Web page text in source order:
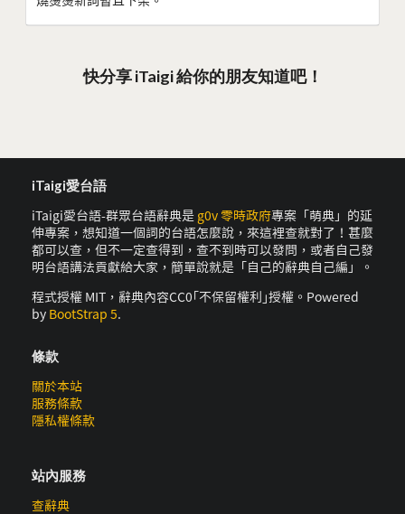
快分享 iTaigi 給你的朋友知道吧！
iTaigi愛台語
iTaigi愛台語-群眾台語辭典是 g0v 零時政府專案「萌典」的延
伸專案，想知道一個詞的台語怎麼說，來這裡查就對了！甚麼
都可以查，但不一定查得到，查不到時可以發問，或者自己發
明台語講法貢獻給大家，簡單說就是「自己的辭典自己編」。
程式授權 MIT，辭典內容CC0｢不保留權利｣授權。Powered
by BootStrap 5.
條款
關於本站
服務條款
隱私權條款
站內服務
查辭典